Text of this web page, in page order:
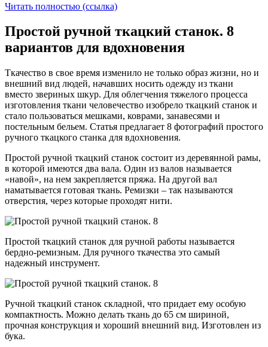
Читать полностью (ссылка)
Простой ручной ткацкий станок. 8
вариантов для вдохновения
Ткачество в свое время изменило не только образ жизни, но и
внешний вид людей, начавших носить одежду из ткани
вместо звериных шкур. Для облегчения тяжелого процесса
изготовления ткани человечество изобрело ткацкий станок и
стало пользоваться мешками, коврами, занавесями и
постельным бельем. Статья предлагает 8 фотографий простого
ручного ткацкого станка для вдохновения.
Простой ручной ткацкий станок состоит из деревянной рамы,
в которой имеются два вала. Один из валов называется
«навой», на нем закрепляется пряжа. На другой вал
наматывается готовая ткань. Ремизки – так называются
отверстия, через которые проходят нити.
Простой ткацкий станок для ручной работы называется
бердно-ремизным. Для ручного ткачества это самый
надежный инструмент.
Ручной ткацкий станок складной, что придает ему особую
компактность. Можно делать ткань до 65 см шириной,
прочная конструкция и хороший внешний вид. Изготовлен из
бука.